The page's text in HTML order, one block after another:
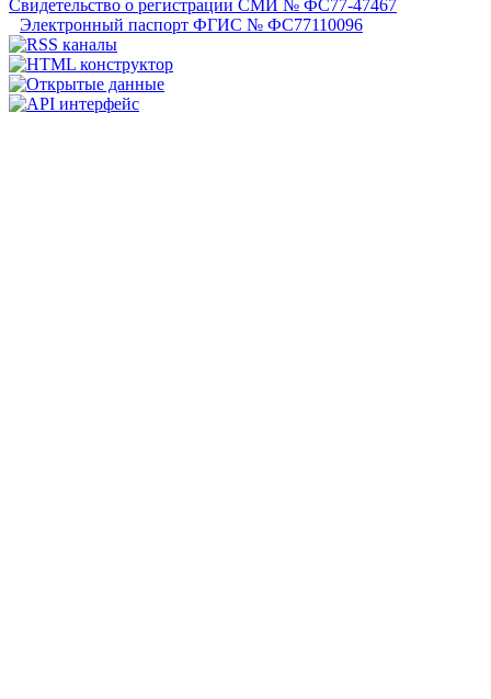
Свидетельство о регистрации СМИ № ФС77-47467
Электронный паспорт ФГИС № ФС77110096